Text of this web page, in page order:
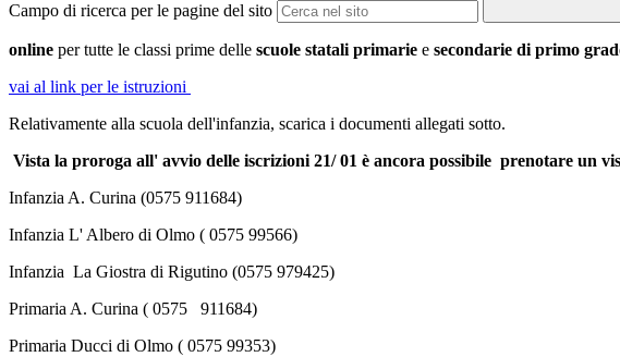
Campo di ricerca per le pagine del sito
online per tutte le classi prime delle scuole statali primarie e secondarie di primo
vai al link per le istruzioni
Relativamente alla scuola dell'infanzia, scarica i documenti allegati sotto.
Vista la proroga all' avvio delle iscrizioni 21/ 01 è ancora possibile prenotare un
Infanzia A. Curina (0575 911684)
Infanzia L' Albero di Olmo ( 0575 99566)
Infanzia La Giostra di Rigutino (0575 979425)
Primaria A. Curina ( 0575 911684)
Primaria Ducci di Olmo ( 0575 99353)